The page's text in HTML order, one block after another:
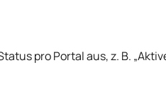
pro Portal aus, z. B.